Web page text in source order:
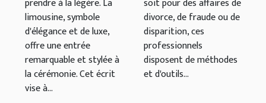
limousine, symbole
d'élégance et de luxe,
offre une entrée
remarquable et stylée à
la cérémonie. Cet écrit
vise à...
divorce, de fraude ou de
disparition, ces
professionnels
disposent de méthodes
et d'outils...